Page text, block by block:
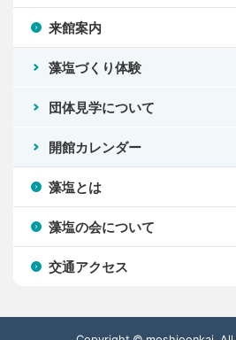
来館案内
藻塩づくり体験
団体見学について
開館カレンダー
藻塩とは
藻塩の会について
交通アクセス